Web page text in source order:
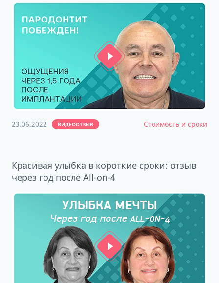
23.06.2022 ВИДЕООТЗЫВ Стоимость и сроки
Красивая улыбка в короткие сроки: отзыв
через год после All-on-4